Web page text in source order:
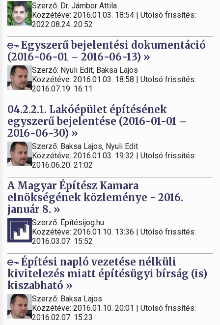
Szerző: Dr. Jámbor Attila
Közzétéve: 2016.01.03. 18:54 | Utolsó frissítés:
2022.08.24. 20:52
Egyszerű bejelentési dokumentáció
(2016-06-01 – 2016-06-13) »
Szerző: Nyuli Edit, Baksa Lajos
Közzétéve: 2016.01.03. 18:58 | Utolsó frissítés:
2016.07.19. 16:11
04.2.2.1. Lakóépület építésének
egyszerű bejelentése (2016-01-01 –
2016-06-30) »
Szerző: Baksa Lajos, Nyuli Edit
Közzétéve: 2016.01.03. 19:32 | Utolsó frissítés:
2016.06.20. 21:02
A Magyar Építész Kamara
elnökségének közleménye - 2016.
január 8. »
Szerző: Építésijog.hu
Közzétéve: 2016.01.10. 13:36 | Utolsó frissítés:
2016.03.07. 15:52
Építési napló vezetése nélküli
kivitelezés miatt építésügyi bírság (is)
kiszabható »
Szerző: Baksa Lajos
Közzétéve: 2016.01.10. 20:01 | Utolsó frissítés:
2016.02.07. 15:23